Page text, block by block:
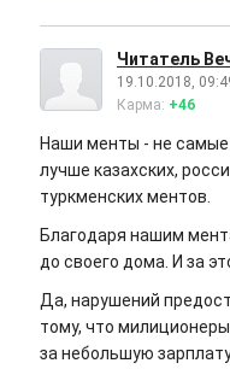
Читатель
19.10.2018,
Карма: +46
Наши менты - не самые
лучше казахских,
туркменских ментов.
Благодаря нашим
до своего дома. И за
Да, нарушений
тому, что
за небольшую